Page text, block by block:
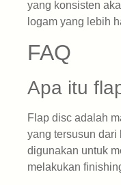
yang konsisten
logam yang lebih
FAQ
Apa itu
Flap disc adalah
yang tersusun dari
digunakan untuk
melakukan